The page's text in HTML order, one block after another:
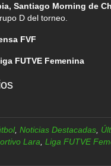
Santiago Morning de
D del torneo.
FVF
FUTVE Femenina
, Noticias Destacadas
Lara Liga FUTVE